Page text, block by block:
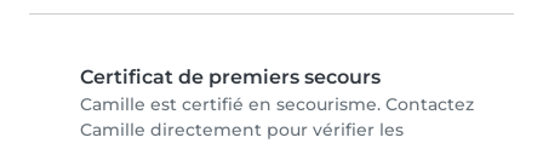
Certificat de premiers secours
Camille est certifié en secourisme. Contactez
Camille directement pour vérifier les